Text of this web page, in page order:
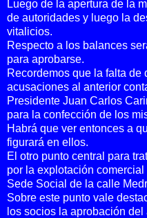
Luego de la apertura de la
de autoridades y luego la
vitalicios.
Respecto a los balances
para aprobarse.
Recordemos que la falta de
acusaciones al anterior
Presidente Juan Carlos
para la confección de los
Habrá que ver entonces a
figurará en ellos.
El otro punto central para
por la explotación
Sede Social de la calle
Sobre este punto vale
los socios la aprobación